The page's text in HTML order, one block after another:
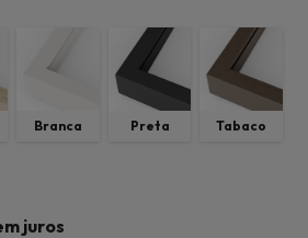
Branca Preta Tabaco
juros